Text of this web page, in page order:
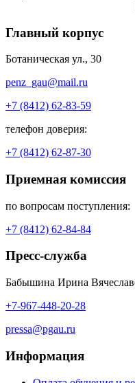
Главный корпус
Ботаническая ул., 30
penz_gau@mail.ru
+7 (8412) 62-83-59
телефон доверия:
+7 (8412) 62-87-30
Приемная комиссия
по вопросам поступления:
+7 (8412) 62-84-84
Пресс-служба
Бабышина Ирина
+7-967-448-20-28
pressa@pgau.ru
Информация